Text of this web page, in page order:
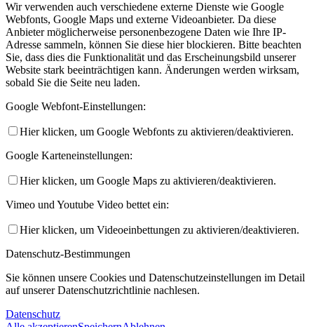
Wir verwenden auch verschiedene externe Dienste wie Google
Webfonts, Google Maps und externe Videoanbieter. Da diese
Anbieter möglicherweise personenbezogene Daten wie Ihre IP-
Adresse sammeln, können Sie diese hier blockieren. Bitte beachten
Sie, dass dies die Funktionalität und das Erscheinungsbild unserer
Website stark beeinträchtigen kann. Änderungen werden wirksam,
sobald Sie die Seite neu laden.
Google Webfont-Einstellungen:
Hier klicken, um Google Webfonts zu aktivieren/deaktivieren.
Google Karteneinstellungen:
Hier klicken, um Google Maps zu aktivieren/deaktivieren.
Vimeo und Youtube Video bettet ein:
Hier klicken, um Videoeinbettungen zu aktivieren/deaktivieren.
Datenschutz-Bestimmungen
Sie können unsere Cookies und Datenschutzeinstellungen im Detail
auf unserer Datenschutzrichtlinie nachlesen.
Datenschutz